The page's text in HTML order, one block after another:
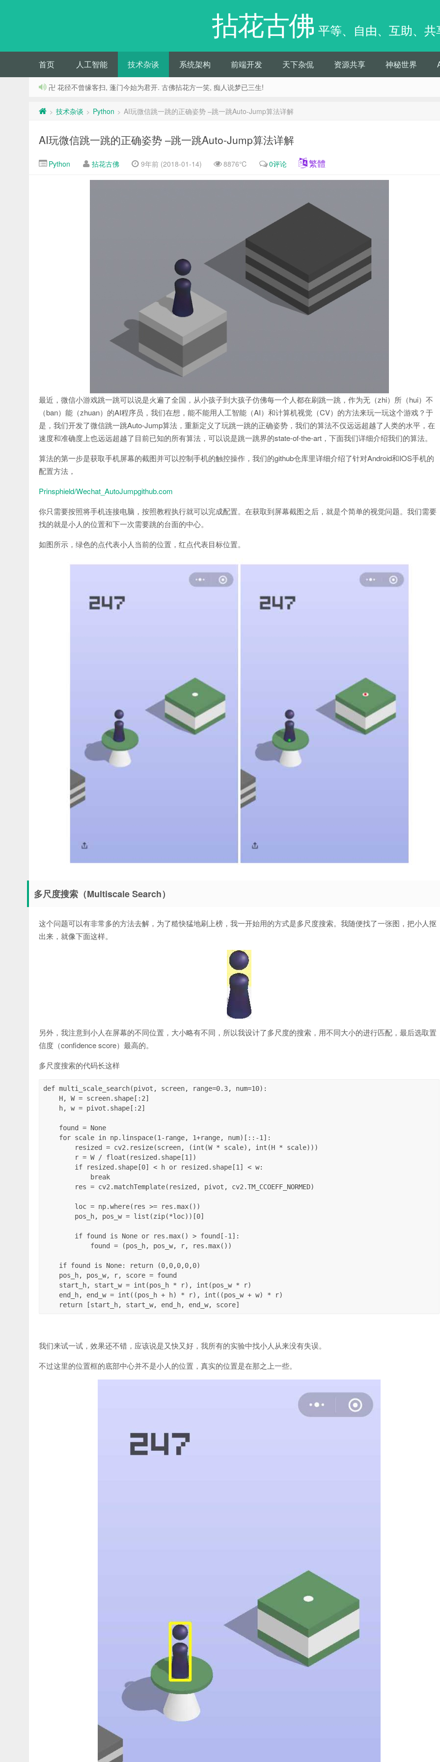
拈花古佛 平等、自由、互助、共
首页 人工智能 技术杂谈 系统架构 前端开发 天下杂侃 资源共享 神秘世界
卍 花径不曾缘客扫, 蓬门今始为君开. 古佛拈花方一笑, 痴人说梦已三生!
> 技术杂谈 > Python > AI玩微信跳一跳的正确姿势 –跳一跳Auto-Jump算法详解
AI玩微信跳一跳的正确姿势 –跳一跳Auto-Jump算法详解
Python 拈花古佛 9年前 (2018-01-14) 8876℃ 0评论 繁體
最近，微信小游戏跳一跳可以说是火遍了全国，从小孩子到大孩子仿佛每一个人都在刷跳一跳，作为无（zhi）所（hui）不
（ban）能（zhuan）的AI程序员，我们在想，能不能用人工智能（AI）和计算机视觉（CV）的方法来玩一玩这个游戏？于
是，我们开发了微信跳一跳Auto-Jump算法，重新定义了玩跳一跳的正确姿势，我们的算法不仅远远超越了人类的水平，在
速度和准确度上也远远超越了目前已知的所有算法，可以说是跳一跳界的state-of-the-art，下面我们详细介绍我们的算法。
算法的第一步是获取手机屏幕的截图并可以控制手机的触控操作，我们的github仓库里详细介绍了针对Android和IOS手机的
配置方法，
Prinsphield/Wechat_AutoJumpgithub.com
你只需要按照将手机连接电脑，按照教程执行就可以完成配置。在获取到屏幕截图之后，就是个简单的视觉问题。我们需要
找的就是小人的位置和下一次需要跳的台面的中心。
如图所示，绿色的点代表小人当前的位置，红点代表目标位置。
多尺度搜索（Multiscale Search）
这个问题可以有非常多的方法去解，为了糙快猛地刷上榜，我一开始用的方式是多尺度搜索。我随便找了一张图，把小人抠
出来，就像下面这样。
另外，我注意到小人在屏幕的不同位置，大小略有不同，所以我设计了多尺度的搜索，用不同大小的进行匹配，最后选取置
信度（confidence score）最高的。
多尺度搜索的代码长这样
def multi_scale_search(pivot, screen, range=0.3, num=10):
    return [start_h, start_w, end_h, end_w, score]
我们来试一试，效果还不错，应该说是又快又好，我所有的实验中找小人从来没有失误。
不过这里的位置框的底部中心并不是小人的位置，真实的位置是在那之上一些。